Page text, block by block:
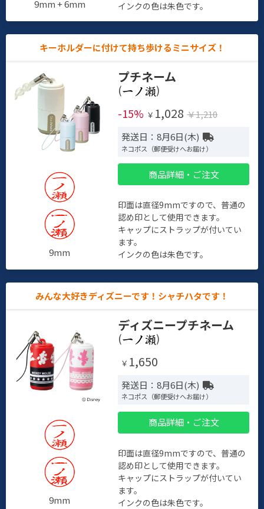
9mm + 6mm インクの色は朱色です。
キーホルダーに付けて持ち歩けるミニサイズ！
9mm
プチネーム
(
)
-15% ￥ 1,028 ￥1,210
発送日：8月6日(木)
ネコポス（郵便受けへお届け）
商品詳細・ご注文
印面は直径9mmですので、普通の
認め印として使用できます。
キャップにストラップが付いてい
ます。
インクの色は朱色です。
みんな大好きディズニーです！シャチハタです！
9mm
ディズニープチネーム
( )
￥ 1,650
発送日：8月6日(木)
ネコポス（郵便受けへお届け）
商品詳細・ご注文
印面は直径9mmですので、普通の
認め印として使用できます。
キャップにストラップが付いてい
ます。
インクの色は朱色です。